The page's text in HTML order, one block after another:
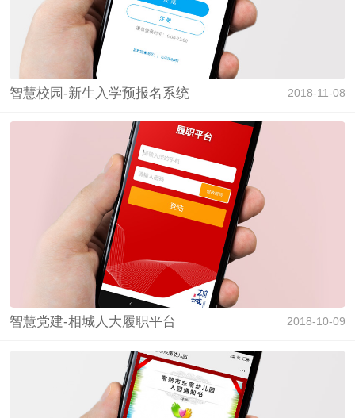
智慧校园-新生入学预报名系统 2018-11-08
智慧党建-相城人大履职平台 2018-10-09